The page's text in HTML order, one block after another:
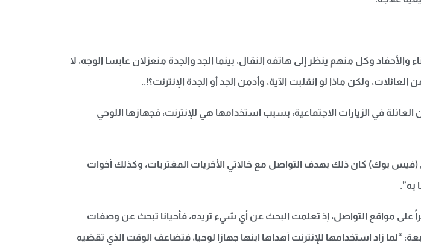
والأحفاد وكل منهم ينظر إلى هاتفه النقال، بينما الجد والجدة منعزلان عابسا الوجه، لا
ولكن ماذا لو انقلبت الآية، وأدمن الجد أو الجدة الإنترنت؟!..
في الزيارات الاجتماعية، بسبب استخدامها هي للإنترنت، فجهازها اللوحي
(فيس بوك) كان ذلك بهدف التواصل مع خالاتي الأخريات المغتربات، وكذلك أخوات
به”.
على مواقع التواصل، إذ تعلمت البحث عن أي شيء تريده، فأحيانا تبحث عن وصفات
زاد استخدامها للإنترنت أهداها ابنها جهازا لوحيا، فتضاعف الوقت الذي تقضيه